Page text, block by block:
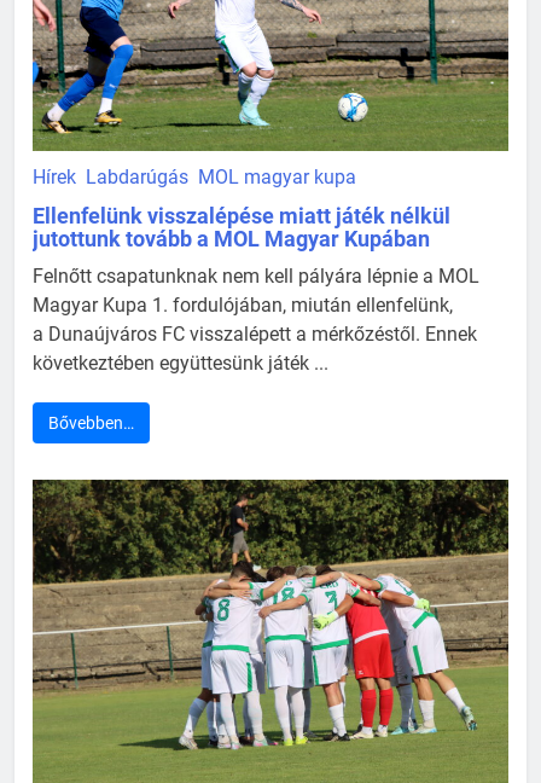
Hírek Labdarúgás MOL magyar kupa
Ellenfelünk visszalépése miatt játék nélkül
jutottunk tovább a MOL Magyar Kupában
Felnőtt csapatunknak nem kell pályára lépnie a MOL
Magyar Kupa 1. fordulójában, miután ellenfelünk,
a Dunaújváros FC visszalépett a mérkőzéstől. Ennek
következtében együttesünk játék ...
Bővebben…